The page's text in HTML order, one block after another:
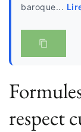
baroque...
respect